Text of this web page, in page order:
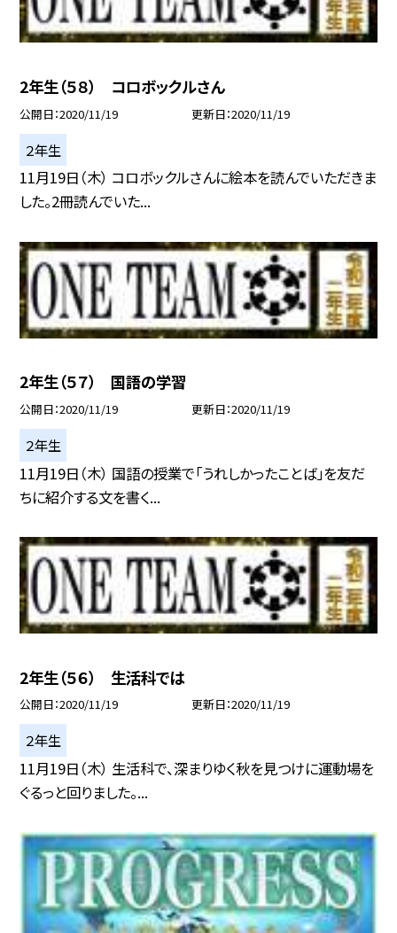
2年生（５８） コロボックルさん
公開日 2020/11/19 更新日 2020/11/19
２年生
11月19日（木） コロボックルさんに絵本を読んでいただきま
した。2冊読んでいた...
2年生（５７） 国語の学習
公開日 2020/11/19 更新日 2020/11/19
２年生
11月19日（木） 国語の授業で「うれしかったことば」を友だ
ちに紹介する文を書く...
2年生（５６） 生活科では
公開日 2020/11/19 更新日 2020/11/19
２年生
11月19日（木） 生活科で、深まりゆく秋を見つけに運動場を
ぐるっと回りました。...